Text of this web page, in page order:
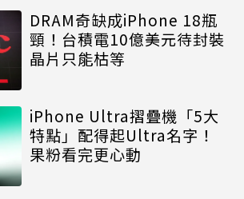
DRAM奇缺成iPhone 18瓶
頸！台積電10億美元待封裝
晶片只能枯等
iPhone Ultra摺疊機「5大
特點」配得起Ultra名字！
果粉看完更心動